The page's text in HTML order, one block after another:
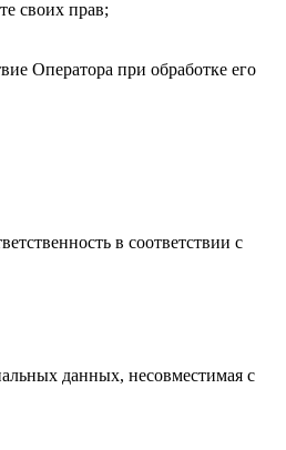
своих прав;
Оператора при обработке его
в соответствии с
данных, несовместимая с